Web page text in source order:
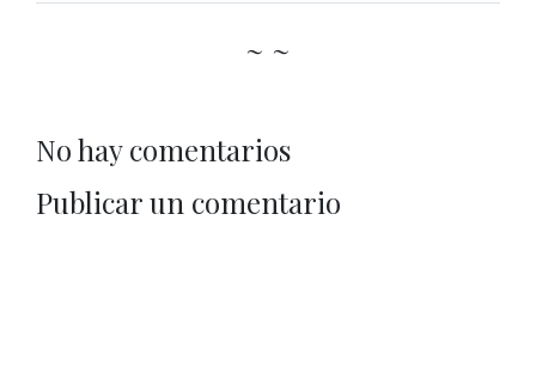
~ ~
No hay comentarios
Publicar un comentario